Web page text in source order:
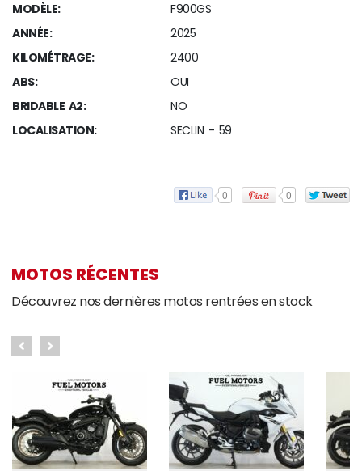
MODÈLE:
F900GS
ANNÉE:
2025
KILOMÉTRAGE:
2400
ABS:
OUI
BRIDABLE A2:
NO
LOCALISATION:
SECLIN - 59
0 0
MOTOS RÉCENTES
Découvrez nos dernières motos rentrées en stock